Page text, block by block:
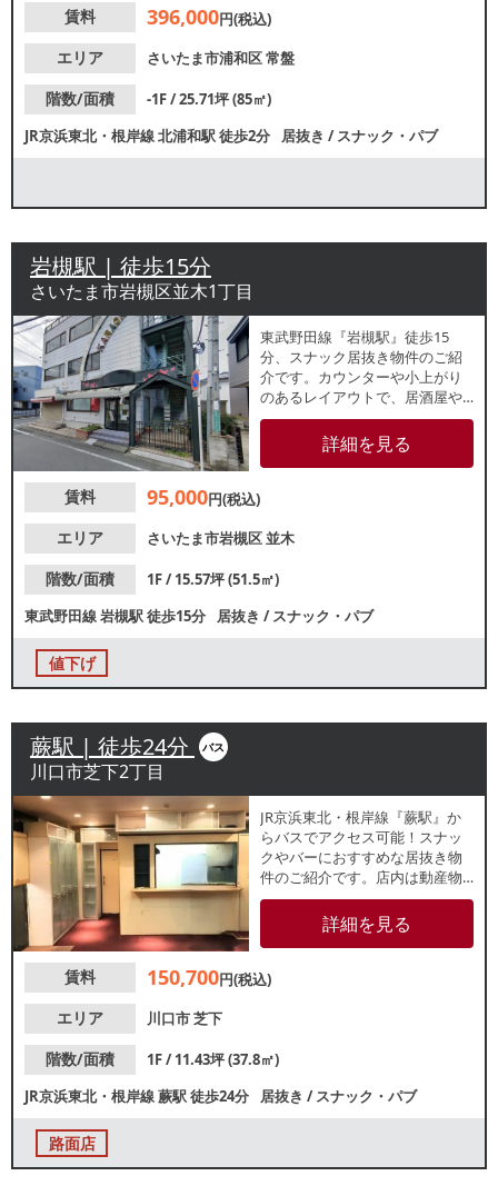
賃料 396,000円(税込)
エリア
さいたま市浦和区常盤
階数/面積
-1F / 25.71坪 (85㎡)
JR京浜東北・根岸線北浦和駅徒歩2分 居抜き /スナック・パブ
岩槻駅 | 徒歩15分
さいたま市岩槻区並木1丁目
東武野田線『岩槻駅』徒歩15
分、スナック居抜き物件のご紹
介です。カウンターや小上がり
のあるレイアウトで、居酒屋や
小料理屋にもおすすめ！造作代
無償のため、類似業態ご希望の
方はスピーディーな開業が可能
詳細を見る
賃料 95,000円(税込)
エリア
さいたま市岩槻区並木
階数/面積
1F / 15.57坪 (51.5㎡)
東武野田線岩槻駅徒歩15分 居抜き /スナック・パブ
値下げ
蕨駅 | 徒歩24分 バス
川口市芝下2丁目
JR京浜東北・根岸線『蕨駅』か
らバスでアクセス可能！スナッ
クやバーにおすすめな居抜き物
件のご紹介です。店内は動産物
撤去済みのですが、カウンター
が残っております。周辺で飲食
チェーン店も営業している南浦
域住民を中心とした集客が期待
詳細を見る
賃料 150,700円(税込)
エリア
川口市芝下
階数/面積
1F / 11.43坪 (37.8㎡)
JR京浜東北・根岸線蕨駅徒歩24分 居抜き /スナック・パブ
路面店